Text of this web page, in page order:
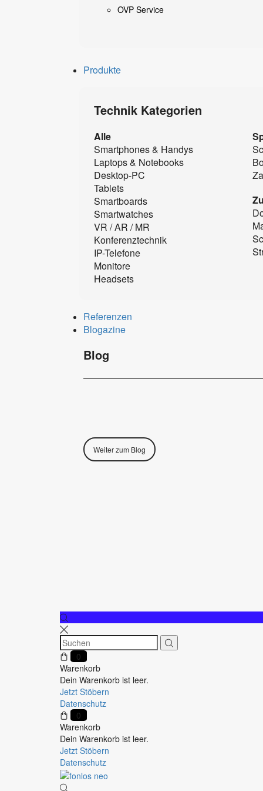
OVP Service
Produkte
Technik Kategorien
Alle
Smartphones & Handys
Laptops & Notebooks
Desktop-PC
Tablets
Smartboards
Smartwatches
VR / AR / MR
Konferenztechnik
IP-Telefone
Monitore
Headsets
Referenzen
Blogazine
Blog
Weiter zum Blog
0
Warenkorb
Dein Warenkorb ist leer.
Jetzt Stöbern
Datenschutz
0
Warenkorb
Dein Warenkorb ist leer.
Jetzt Stöbern
Datenschutz